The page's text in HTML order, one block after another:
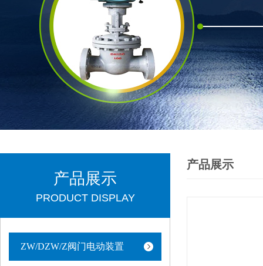
产品展示
PRODUCT DISPLAY
ZW/DZW/Z阀门电动装置
产品展示